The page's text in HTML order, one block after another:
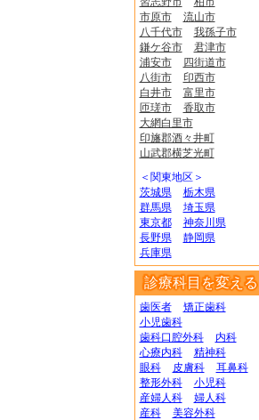
市原市
流山市
八千代市
我孫子市
鎌ケ谷市
君津市
浦安市
四街道市
八街市
印西市
白井市
富里市
匝瑳市
香取市
大網白里市
印旛郡酒々井町
山武郡横芝光町
＜関東地区＞
茨城県
栃木県
群馬県
埼玉県
東京都
神奈川県
長野県
静岡県
兵庫県
診療科目を変える
歯医者
矯正歯科
小児歯科
歯科口腔外科
内科
心療内科
精神科
眼科
皮膚科
耳鼻科
整形外科
小児科
産婦人科
婦人科
産科
美容外科